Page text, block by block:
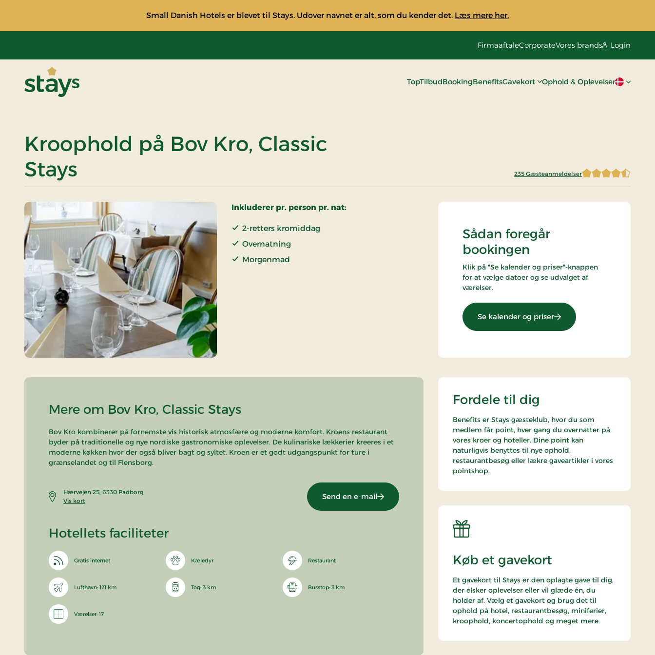
Small Danish Hotels er blevet til Stays. Udover navnet er alt, som du kender det. Læs mere her.
FirmaaftaleCorporateVores brands Login
TopTilbudBookingBenefitsGavekort Ophold & OplevelserAktivt
Kroophold på Bov Kro, Classic
Stays
235 Gæsteanmeldelser
Inkluderer pr. person pr. nat:
2-retters kromiddag
Overnatning
Morgenmad
Sådan foregår
bookingen
Klik på "Se kalender og priser"-knappen
for at vælge datoer og se udvalget af
værelser.
Se kalender og priser: Kroophold
Mere om Bov Kro, Classic Stays
Bov Kro kombinerer på fornemste vis historisk atmosfære og moderne komfort. Kroens restaurant
byder på traditionelle og nye nordiske gastronomiske oplevelser. De kulinariske lækkerier kreeres i et
moderne køkken hvor der også bliver bagt og syltet. Kroen er et godt udgangspunkt for ture i
grænselandet og til Flensborg.
Hærvejen 25, 6330 Padborg
Vis kort
Send en e-mail
Hotellets faciliteter
Gratis internet Kæledyr Restaurant
Lufthavn: 121 km Tog: 3 km Busstop: 3 km
Værelser: 17
Fordele til dig
Benefits er Stays gæsteklub, hvor du som
medlem får point, hver gang du overnatter på
vores kroer og hoteller. Dine point kan
naturligvis benyttes til nye ophold,
restaurantbesøg eller lækre gaveartikler i vores
pointshop.
Køb et gavekort
Et gavekort til Stays er den oplagte gave til dig,
der elsker oplevelser eller vil glæde én, du
holder af. Vælg et gavekort og brug det til
ophold på hotel, restaurantbesøg, miniferier,
kroophold, koncertophold og meget mere.